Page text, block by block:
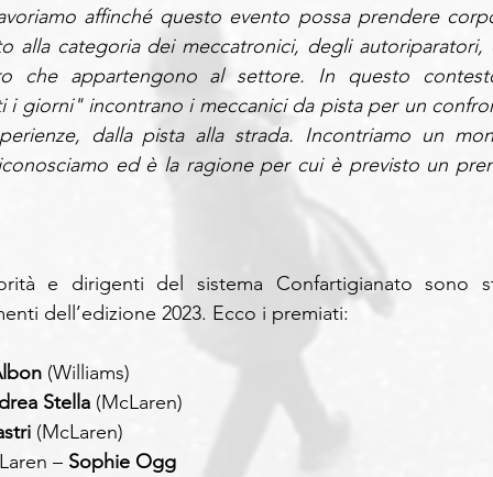
affinché questo evento possa prendere
alla categoria dei meccatronici, degli autoriparatori,
che appartengono al settore. In questo
giorni" incontrano i meccanici da pista per un
dalla pista alla strada. Incontriamo un
ed è la ragione per cui è previsto un
e dirigenti del sistema Confartigianato sono
dell’edizione 2023. Ecco i premiati:
(Williams)
Stella (McLaren)
(McLaren)
– Sophie Ogg